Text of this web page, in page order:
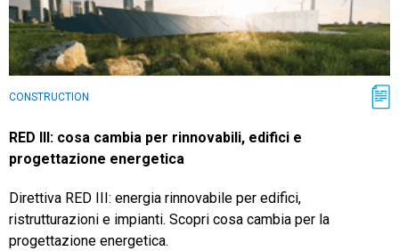
CONSTRUCTION
RED III: cosa cambia per rinnovabili, edifici e
progettazione energetica
Direttiva RED III: energia rinnovabile per edifici,
ristrutturazioni e impianti. Scopri cosa cambia per la
progettazione energetica.